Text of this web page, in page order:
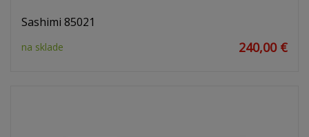
Sashimi 85021
na sklade 240,00 €